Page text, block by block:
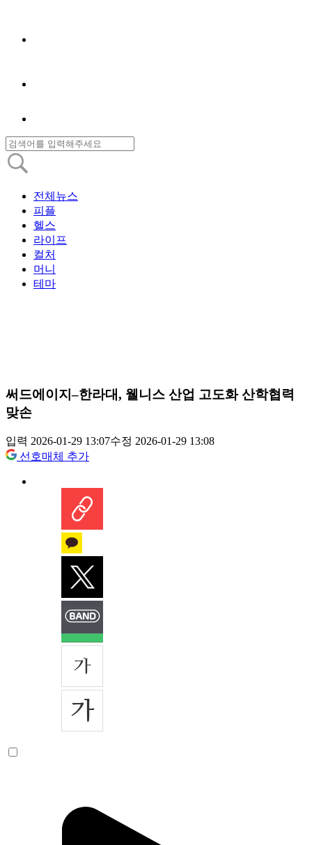
전체뉴스
피플
헬스
라이프
컬처
머니
테마
써드에이지–한라대, 웰니스 산업 고도화 산학협력
맞손
입력 2026-01-29 13:07수정 2026-01-29 13:08
선호매체 추가